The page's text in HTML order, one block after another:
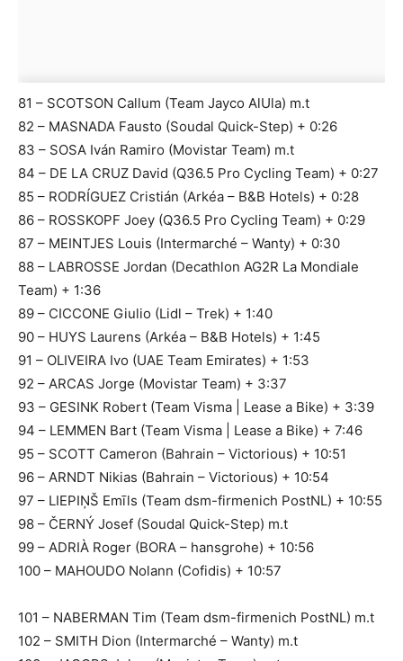
81 – SCOTSON Callum (Team Jayco AlUla) m.t
82 – MASNADA Fausto (Soudal Quick-Step) + 0:26
83 – SOSA Iván Ramiro (Movistar Team) m.t
84 – DE LA CRUZ David (Q36.5 Pro Cycling Team) + 0:27
85 – RODRÍGUEZ Cristián (Arkéa – B&B Hotels) + 0:28
86 – ROSSKOPF Joey (Q36.5 Pro Cycling Team) + 0:29
87 – MEINTJES Louis (Intermarché – Wanty) + 0:30
88 – LABROSSE Jordan (Decathlon AG2R La Mondiale
Team) + 1:36
89 – CICCONE Giulio (Lidl – Trek) + 1:40
90 – HUYS Laurens (Arkéa – B&B Hotels) + 1:45
91 – OLIVEIRA Ivo (UAE Team Emirates) + 1:53
92 – ARCAS Jorge (Movistar Team) + 3:37
93 – GESINK Robert (Team Visma | Lease a Bike) + 3:39
94 – LEMMEN Bart (Team Visma | Lease a Bike) + 7:46
95 – SCOTT Cameron (Bahrain – Victorious) + 10:51
96 – ARNDT Nikias (Bahrain – Victorious) + 10:54
97 – LIEPIŅŠ Emīls (Team dsm-firmenich PostNL) + 10:55
98 – ČERNÝ Josef (Soudal Quick-Step) m.t
99 – ADRIÀ Roger (BORA – hansgrohe) + 10:56
100 – MAHOUDO Nolann (Cofidis) + 10:57
101 – NABERMAN Tim (Team dsm-firmenich PostNL) m.t
102 – SMITH Dion (Intermarché – Wanty) m.t